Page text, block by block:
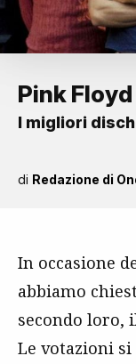
Pink Floyd
I migliori
di Redazione di
In occasione
abbiamo
secondo loro,
Le votazioni si